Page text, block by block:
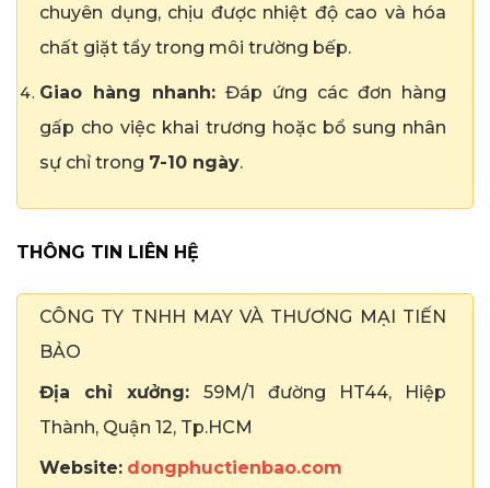
chuyên dụng, chịu được nhiệt độ cao và hóa
chất giặt tẩy trong môi trường bếp.
Giao hàng nhanh: Đáp ứng các đơn hàng
gấp cho việc khai trương hoặc bổ sung nhân
sự chỉ trong 7-10 ngày.
THÔNG TIN LIÊN HỆ
CÔNG TY TNHH MAY VÀ THƯƠNG MẠI TIẾN
BẢO
Địa chỉ xưởng: 59M/1 đường HT44, Hiệp
Thành, Quận 12, Tp.HCM
Website: dongphuctienbao.com